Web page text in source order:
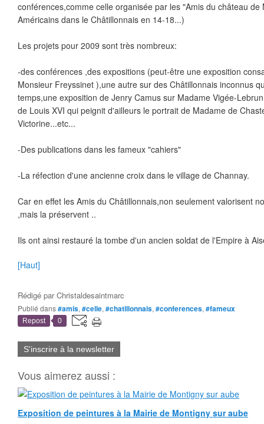
conférences,comme celle organisée par les "Amis du château
Américains dans le Châtillonnais en 14-18...)
Les projets pour 2009 sont très nombreux:
-des conférences ,des expositions (peut-être une exposition
Monsieur Freyssinet ),une autre sur des Châtillonnais inconnus
temps,une exposition de Jenry Camus sur Madame Vigée-
de Louis XVI qui peignit d'ailleurs le portrait de Madame de
Victorine...etc...
-Des publications dans les fameux "cahiers"
-La réfection d'une ancienne croix dans le village de Channay.
Car en effet les Amis du Châtillonnais,non seulement valorisent
,mais la préservent ..
Ils ont ainsi restauré la tombe d'un ancien soldat de l'Empire à
[Haut]
Rédigé parChristaldesaintmarc
Publié dans#amis, #celle, #chatillonnais, #conferences, #fameux
Repost 0
S'inscrire à la newsletter
Vous aimerez aussi :
Exposition de peintures à la Mairie de Montigny sur aube